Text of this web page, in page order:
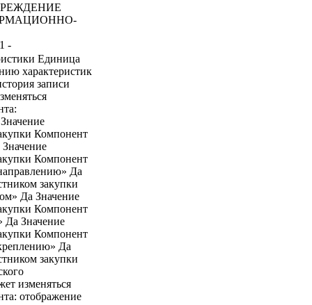
-
Единица
характеристик
записи
Компонент
Компонент
Да
закупки
Да Значение
Компонент
Да Значение
Компонент
Да
закупки
изменяться
отображение